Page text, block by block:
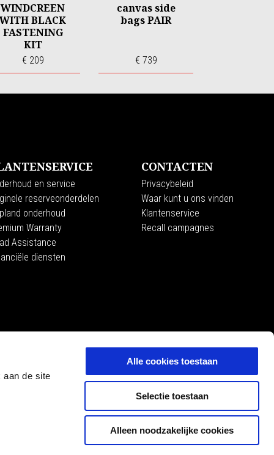
aan de site
Alle cookies toestaan
Selectie toestaan
Alleen noodzakelijke cookies
WINDCREEN
WITH BLACK
FASTENING
KIT
€ 209
canvas side
bags PAIR
€ 739
en service
reserveonderdelen
onderhoud
Warranty
Assistance
diensten
CONTACTEN
Privacybeleid
Waar kunt u ons vinden
Klantenservice
Recall campagnes